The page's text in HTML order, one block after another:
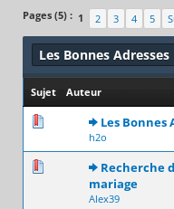
Pages (5) : 1 2 3 4 5
Les Bonnes Adresses
Sujet Auteur
Les Bonnes
h2o
0 Votes - 0 sur 512
Recherche
mariage
Alex39
0 Votes - 0 sur 5
12